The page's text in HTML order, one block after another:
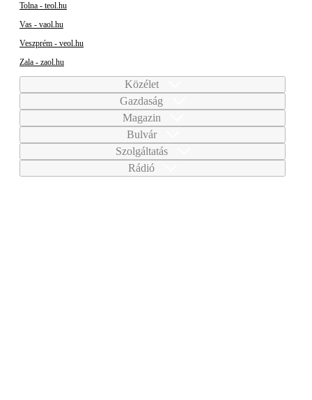
Tolna - teol.hu
Vas - vaol.hu
Veszprém - veol.hu
Zala - zaol.hu
Közélet
Gazdaság
Magazin
Bulvár
Szolgáltatás
Rádió